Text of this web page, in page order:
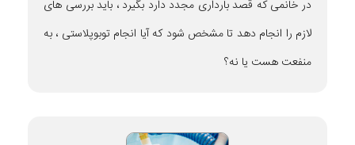
در خانمی که قصد بارداری مجدد دارد بگیرد ، باید بررسی های
لازم را انجام دهد تا مشخص شود که آیا انجام توبوپلاستی ، به
منفعت هست یا نه؟